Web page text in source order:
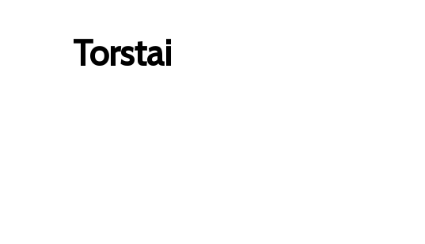
Torstai